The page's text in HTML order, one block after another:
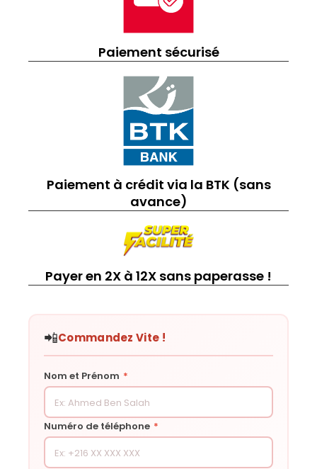
Paiement sécurisé
Paiement à crédit via la BTK (sans
avance)
Payer en 2X à 12X sans paperasse !
📲Commandez Vite !
Nom et Prénom *
Numéro de téléphone *